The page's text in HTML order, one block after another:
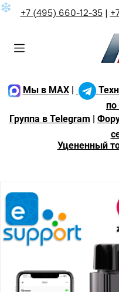
❄ +7 (495) 660-12-35|
Мы в MAX|
по
Группа в Telegram
Уцененный